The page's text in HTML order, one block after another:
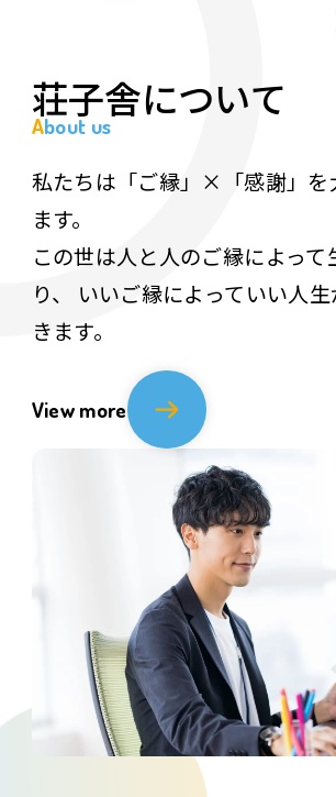
荘子舎について
About us
私たちは「ご縁」×「感謝」を
ます。
この世は人と人のご縁によって
り、
いいご縁によっていい人
きます。
View more